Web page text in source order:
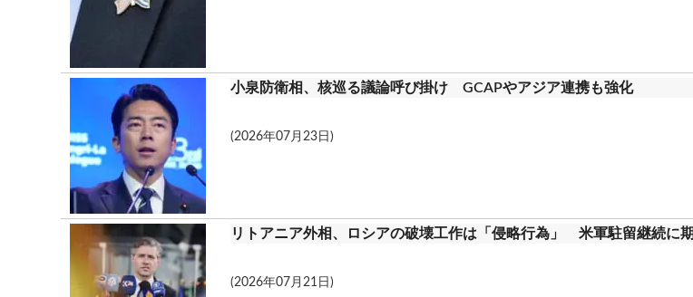
小泉防衛相、核巡る議論呼び掛け GCAPやアジア連携も強化
(2026年07月23日)
リトアニア外相、ロシアの破壊工作は「侵略行為」 米軍駐留継続に
(2026年07月21日)